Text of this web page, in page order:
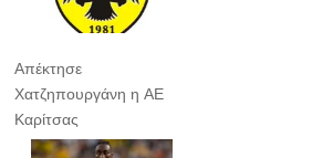
Απέκτησε
Χατζηπουργάνη η ΑΕ
Καρίτσας